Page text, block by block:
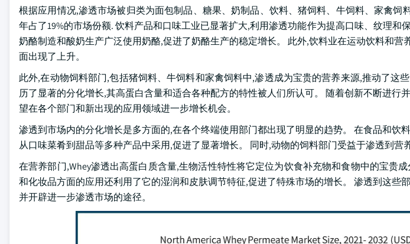
根据应用情况,渗透市场被归类为面包制品、糖果、奶制品、饮料、猪饲料、牛饲料、家禽饲
年占了19%的市场份额. 饮料产品和口味工业已显著扩大,利用渗透功能作为提高口味、纹理和
奶酪制造和酸奶生产广泛使用奶酪,促进了奶酪生产的稳定增长。 此外,饮料业在运动饮料和
面出现了上升。
此外,在动物饲料部门,包括猪饲料、牛饲料和家禽饲料中,渗透成为宝贵的营养来源,推动了这
历了显著的分化增长,其高蛋白含量和适合各种配方的特性被人们所认可。 随着创新不断进行
望在各个部门和新出现的应用领域进一步增长机会。
渗透到市场内的分化增长是多方面的,在各个终端使用部门都出现了明显的趋势。 在食品和饮
从口味菜肴到甜品等多种产品中采用,促进了显著增长。 同时,动物的饲料部门受益于渗透到营
在营养部门,Whey渗透出高蛋白质含量,生物活性特性将它定位为饮食补充物和食物中的宝贵成
和化妆品方面的应用还利用了它的湿润和皮肤调节特征,促进了特殊市场的增长。 渗透到这些
并开辟进一步渗透市场的途径。